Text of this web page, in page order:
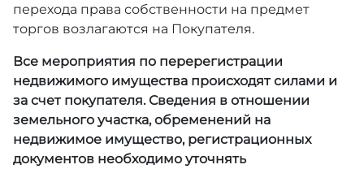
перехода права собственности на предмет
торгов возлагаются на Покупателя.
Все мероприятия по перерегистрации
недвижимого имущества происходят силами и
за счет покупателя. Сведения в отношении
земельного участка, обременений на
недвижимое имущество, регистрационных
документов необходимо уточнять